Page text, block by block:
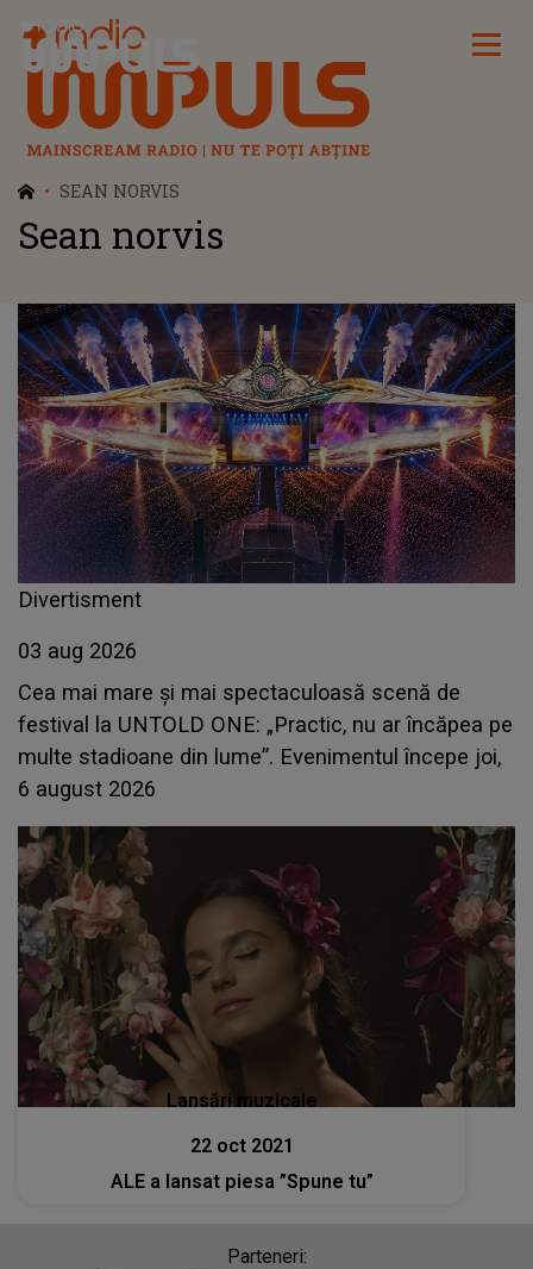
Radio Impuls
SEAN NORVIS
Sean norvis
Divertisment
03 aug 2026
Cea mai mare și mai spectaculoasă scenă de
festival la UNTOLD ONE: „Practic, nu ar încăpea pe
multe stadioane din lume”. Evenimentul începe joi,
6 august 2026
Lansări muzicale
22 oct 2021
ALE a lansat piesa ”Spune tu”
Parteneri: